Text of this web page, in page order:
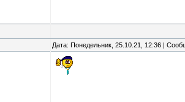
Дата: Понедельник, 25.10.21, 12:36 |